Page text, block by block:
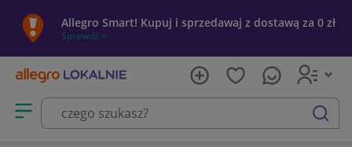
Allegro Smart! Kupuj i sprzedawaj z dostawą za 0 zł
Sprawdź »
Otwórz menu z kategoriami
szukaj